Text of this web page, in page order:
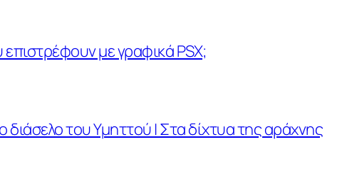
επιστρέφουν με γραφικά PSX;
του Υμηττού | Στα δίχτυα της αράχνης